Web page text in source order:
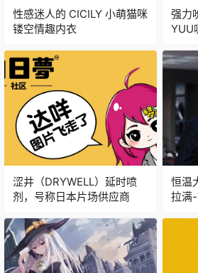
性感迷人的 CICILY 小萌猫咪
镂空情趣内衣
强力
YUU
涩井（DRYWELL）延时喷
剂，号称日本片场供应商
恒温
拉满